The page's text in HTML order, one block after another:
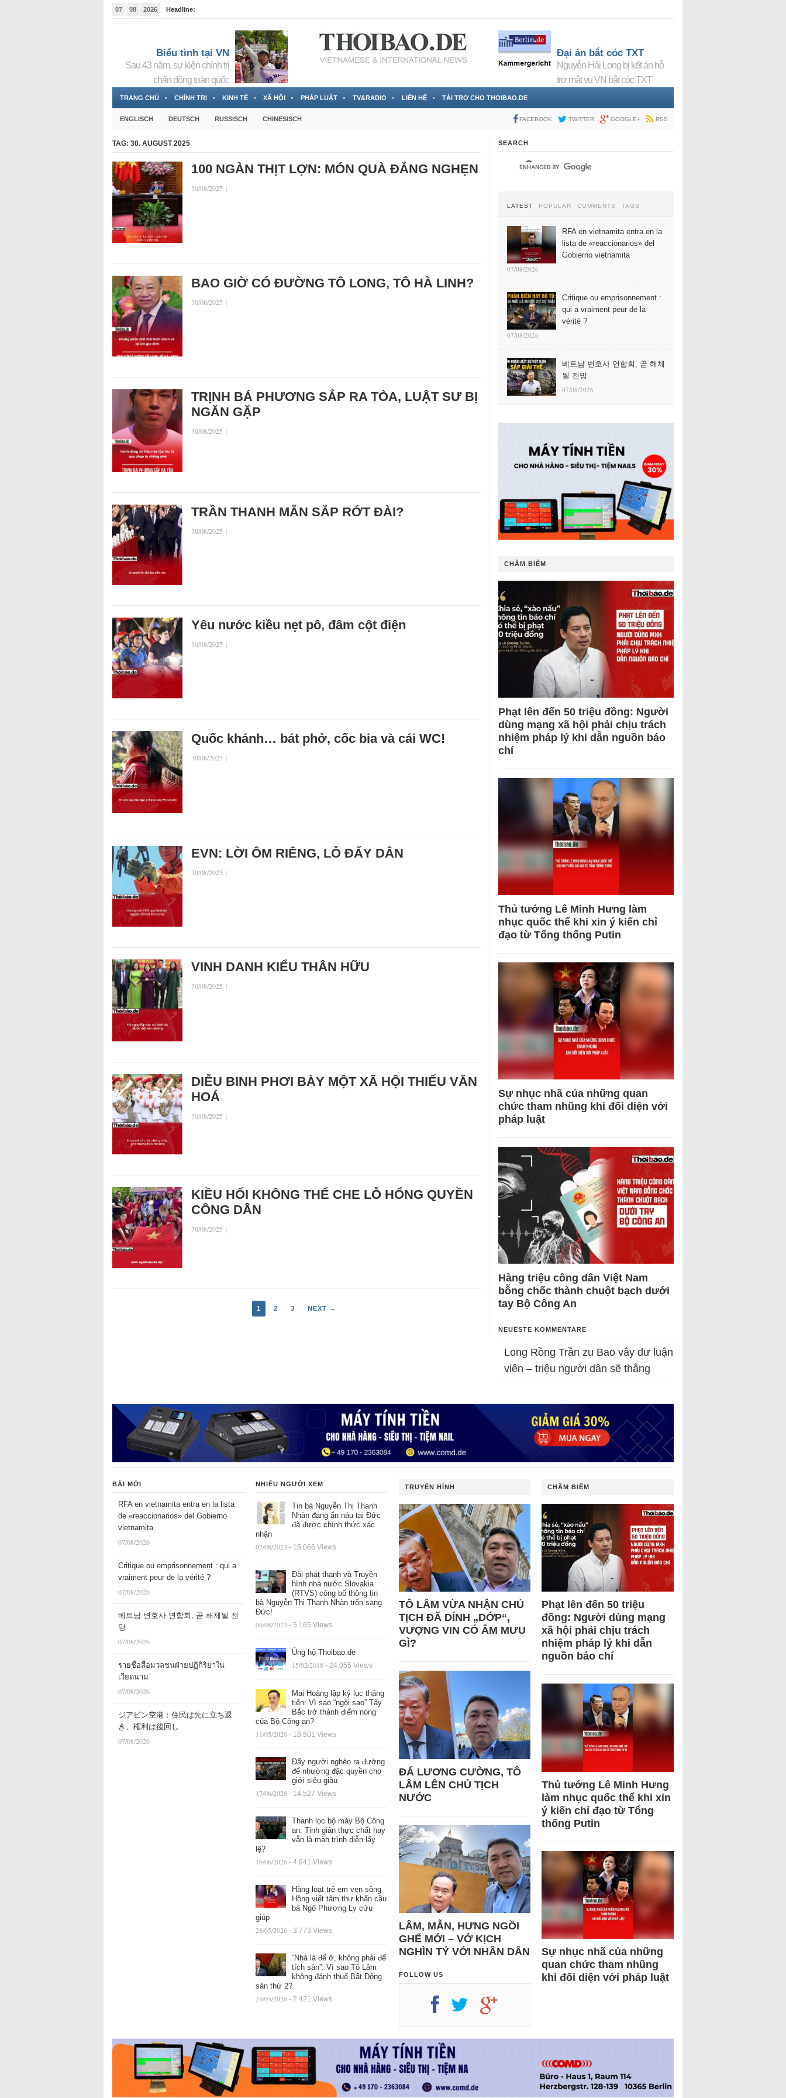
07 08 2026
Headline:
Biểu tình tại VN
Sau 43 năm, sự kiện chính trị
chấn động toàn quốc
Đại án bắt cóc TXT
Nguyễn Hải Long bị kết án hỗ
trợ mật vụ VN bắt cóc TXT
TRANG CHỦ CHÍNH TRỊ KINH TẾ XÃ HỘI PHÁP LUẬT TV&RADIO LIÊN HỆ TÀI TRỢ CHO THOIBAO.DE
ENGLISCH DEUTSCH RUSSISCH CHINESISCH FACEBOOK TWITTER GOOGLE+ RSS
TAG: 30. AUGUST 2025
100 NGÀN THỊT LỢN: MÓN QUÀ ĐẮNG NGHẸN
30/08/2025 |
BAO GIỜ CÓ ĐƯỜNG TÔ LONG, TÔ HÀ LINH?
30/08/2025 |
TRỊNH BÁ PHƯƠNG SẮP RA TÒA, LUẬT SƯ BỊ
NGĂN GẶP
30/08/2025 |
TRẦN THANH MẪN SẮP RỚT ĐÀI?
30/08/2025 |
Yêu nước kiều nẹt pô, đâm cột điện
30/08/2025 |
Quốc khánh… bát phở, cốc bia và cái WC!
30/08/2025 |
EVN: LỜI ÔM RIÊNG, LỖ ĐẨY DÂN
30/08/2025 |
VINH DANH KIỂU THÂN HỮU
30/08/2025 |
DIỄU BINH PHƠI BÀY MỘT XÃ HỘI THIẾU VĂN
HOÁ
30/08/2025 |
KIỀU HỐI KHÔNG THỂ CHE LỖ HỔNG QUYỀN
CÔNG DÂN
30/08/2025 |
1 2 3 NEXT →
SEARCH
LATEST POPULAR COMMENTS TAGS
RFA en vietnamita entra en la
lista de «reaccionarios» del
Gobierno vietnamita
07/08/2026
Critique ou emprisonnement :
qui a vraiment peur de la
vérité ?
07/08/2026
베트남 변호사 연합회, 곧 해체
될 전망
07/08/2026
CHÂM BIẾM
Phạt lên đến 50 triệu đồng: Người
dùng mạng xã hội phải chịu trách
nhiệm pháp lý khi dẫn nguồn báo
chí
Thủ tướng Lê Minh Hưng làm
nhục quốc thể khi xin ý kiến chỉ
đạo từ Tổng thống Putin
Sự nhục nhã của những quan
chức tham nhũng khi đối diện với
pháp luật
Hàng triệu công dân Việt Nam
bỗng chốc thành chuột bạch dưới
tay Bộ Công An
NEUESTE KOMMENTARE
Long Rồng Trần zu Bao vây dư luận
viên – triệu người dân sẽ thắng
BÀI MỚI
RFA en vietnamita entra en la lista
de «reaccionarios» del Gobierno
vietnamita
07/08/2026
Critique ou emprisonnement : qui a
vraiment peur de la vérité ?
07/08/2026
베트남 변호사 연합회, 곧 해체될 전
망
07/08/2026
รายชื่อสื่อมวลชนฝ่ายปฏิกิริยาใน
เวียดนาม
07/08/2026
ジアビン空港：住民は先に立ち退
き、権利は後回し
07/08/2026
NHIỀU NGƯỜI XEM
Tin bà Nguyễn Thị Thanh
Nhàn đang ẩn náu tại Đức
đã được chính thức xác
nhận
07/08/2023 - 15.066 Views
Đài phát thanh và Truyền
hình nhà nước Slovakia
(RTVS) công bố thông tin
bà Nguyễn Thị Thanh Nhàn trốn sang
Đức!
06/08/2023 - 5.165 Views
Ủng hộ Thoibao.de
15/02/2018 - 24.055 Views
Mai Hoàng lập kỷ lục thăng
tiến: Vì sao “ngôi sao” Tây
Bắc trở thành điểm nóng
của Bộ Công an?
11/05/2026 - 18.501 Views
Đẩy người nghèo ra đường
để nhường đặc quyền cho
giới siêu giàu
17/06/2026 - 14.527 Views
Thanh lọc bộ máy Bộ Công
an: Tinh giản thực chất hay
vẫn là màn trình diễn lấy
lệ?
16/06/2026 - 4.941 Views
Hàng loạt trẻ em ven sông
Hồng viết tâm thư khẩn cầu
bà Ngô Phương Ly cứu
giúp
28/05/2026 - 3.773 Views
“Nhà là để ở, không phải để
tích sản”: Vì sao Tô Lâm
không đánh thuế Bất Động
sản thứ 2?
24/05/2026 - 2.421 Views
TRUYỀN HÌNH
TÔ LÂM VỪA NHẬN CHỦ
TỊCH ĐÃ DÍNH „DỚP“,
VƯỢNG VIN CÓ ÂM MƯU
GÌ?
ĐÁ LƯƠNG CƯỜNG, TÔ
LÂM LÊN CHỦ TỊCH
NƯỚC
LÂM, MẪN, HƯNG NGỒI
GHẾ MỚI – VỞ KỊCH
NGHÌN TỶ VỚI NHÂN DÂN
FOLLOW US
CHÂM BIẾM
Phạt lên đến 50 triệu
đồng: Người dùng mạng
xã hội phải chịu trách
nhiệm pháp lý khi dẫn
nguồn báo chí
Thủ tướng Lê Minh Hưng
làm nhục quốc thể khi xin
ý kiến chỉ đạo từ Tổng
thống Putin
Sự nhục nhã của những
quan chức tham nhũng
khi đối diện với pháp luật